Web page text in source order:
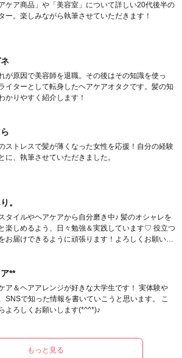
アケア商品」や「美容室」について詳しい20代後半の
ー。楽しみながら執筆させていただきます！
が原因で美容師を退職。その後はその知識を使っ
イターとして転身したヘアケアオタクです。髪の知
かりやすく紹介します！
ストレスで髪が薄くなった女性を応援！自分の経験
に、執筆させていただきました。
。
タイルやヘアケアから自分磨き中♪ 髪のオシャレを
楽しめるよう、日々勉強＆実践しています♡ 役立つ
お届けできるように頑張ります！よろしくお願いし
**
ア＆ヘアアレンジが好きな大学生です！ 実体験や
SNSで知った情報を書いていこうと思います。 こ
よろしくお願いします(*^^*)♪
もっと見る